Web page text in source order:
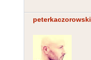
peterkaczorowski